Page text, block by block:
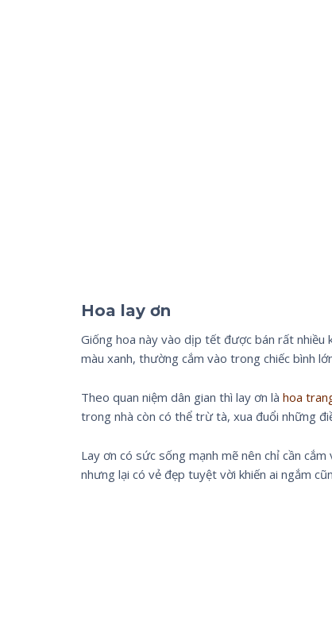
Hoa lay ơn
Giống hoa này vào dịp tết được bán rất nhiều
màu xanh, thường cắm vào trong chiếc bình
Theo quan niệm dân gian thì lay ơn là hoa
trong nhà còn có thể trừ tà, xua đuổi những
Lay ơn có sức sống mạnh mẽ nên chỉ cần
nhưng lại có vẻ đẹp tuyệt vời khiến ai ngắm